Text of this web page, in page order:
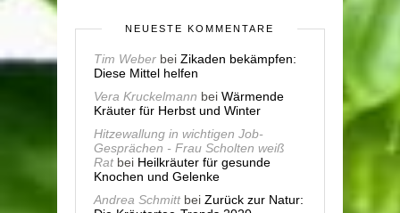
NEUESTE KOMMENTARE
Tim Weber bei Zikaden bekämpfen:
Diese Mittel helfen
Vera Kruckelmann bei Wärmende
Kräuter für Herbst und Winter
Hitzewallung in wichtigen Job-
Gesprächen - Frau Scholten weiß
Ratbei Heilkräuter für gesunde
Knochen und Gelenke
Andrea Schmittbei Zurück zur Natur: